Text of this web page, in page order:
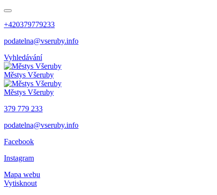
+420379779233
podatelna@vseruby.info
Vyhledávání
Městys Všeruby
Městys Všeruby
379 779 233
podatelna@vseruby.info
Facebook
Instagram
Mapa webu
Vytisknout